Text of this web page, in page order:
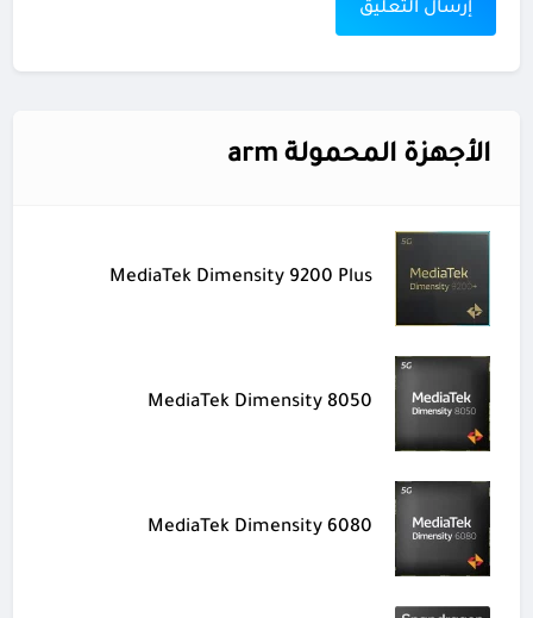
الأجهزة المحمولة arm
MediaTek Dimensity 9200 Plus
MediaTek Dimensity 8050
MediaTek Dimensity 6080